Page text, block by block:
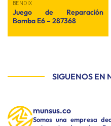
BENDIX
Juego de Reparación
Bomba E6 – 287368
SIGUENOS EN
munsus.co
Somos una empresa